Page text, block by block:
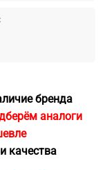
бренда
аналоги
качества